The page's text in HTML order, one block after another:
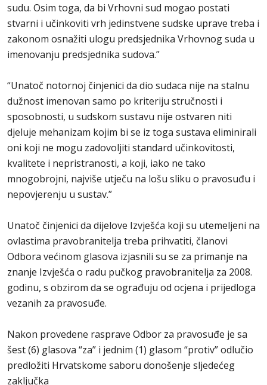
sudu. Osim toga, da bi Vrhovni sud mogao postati
stvarni i učinkoviti vrh jedinstvene sudske uprave treba i
zakonom osnažiti ulogu predsjednika Vrhovnog suda u
imenovanju predsjednika sudova.”
“Unatoč notornoj činjenici da dio sudaca nije na stalnu
dužnost imenovan samo po kriteriju stručnosti i
sposobnosti, u sudskom sustavu nije ostvaren niti
djeluje mehanizam kojim bi se iz toga sustava eliminirali
oni koji ne mogu zadovoljiti standard učinkovitosti,
kvalitete i nepristranosti, a koji, iako ne tako
mnogobrojni, najviše utječu na lošu sliku o pravosuđu i
nepovjerenju u sustav.”
Unatoč činjenici da dijelove Izvješća koji su utemeljeni na
ovlastima pravobranitelja treba prihvatiti, članovi
Odbora većinom glasova izjasnili su se za primanje na
znanje Izvješća o radu pučkog pravobranitelja za 2008.
godinu, s obzirom da se ograđuju od ocjena i prijedloga
vezanih za pravosuđe.
Nakon provedene rasprave Odbor za pravosuđe je sa
šest (6) glasova “za” i jednim (1) glasom “protiv” odlučio
predložiti Hrvatskome saboru donošenje sljedećeg
zaključka